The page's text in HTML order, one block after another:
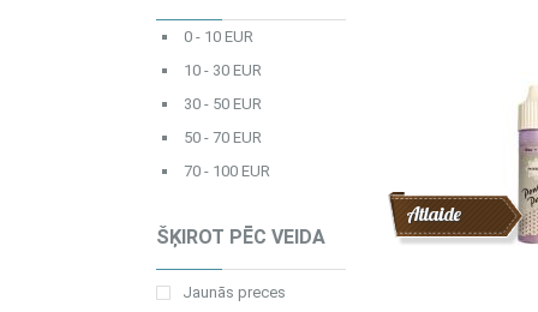
0 - 10 EUR
10 - 30 EUR
30 - 50 EUR
50 - 70 EUR
70 - 100 EUR
ŠĶIROT PĒC VEIDA
Jaunās preces
Atlaide